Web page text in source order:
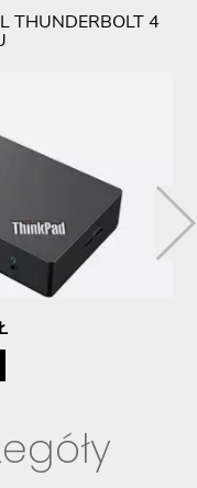
THUNDERBOLT 4